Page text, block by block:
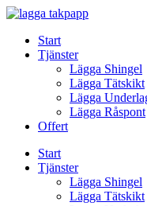
Skip
contentStart
Tjänster
Lägga Shingel
Lägga Tätskikt
Lägga
Lägga Råspont
Offert
Start
Tjänster
Lägga Shingel
Lägga Tätskikt